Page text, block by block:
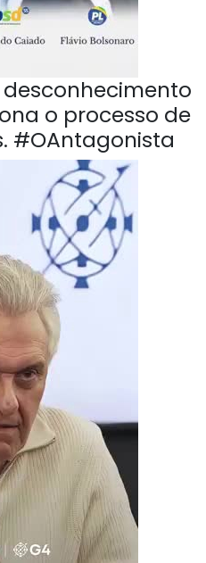
o processo de
#OAntagonista